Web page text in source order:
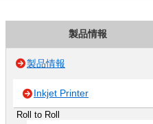
製品情報
製品情報
Inkjet Printer
Roll to Roll